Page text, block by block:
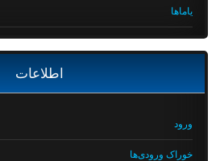
یاماها
اطلاعات
ورود
خوراک ورودی‌ها